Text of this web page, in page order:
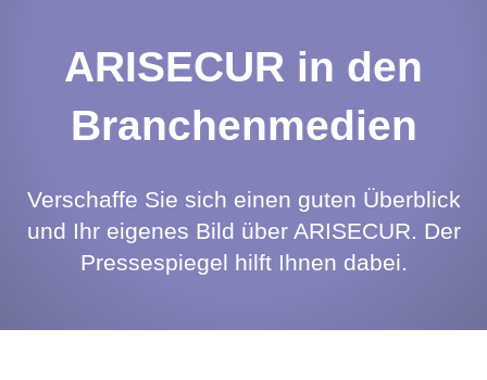
ARISECUR in den
Branchenmedien
Verschaffe Sie sich einen guten Überblick
und Ihr eigenes Bild über ARISECUR. Der
Pressespiegel hilft Ihnen dabei.